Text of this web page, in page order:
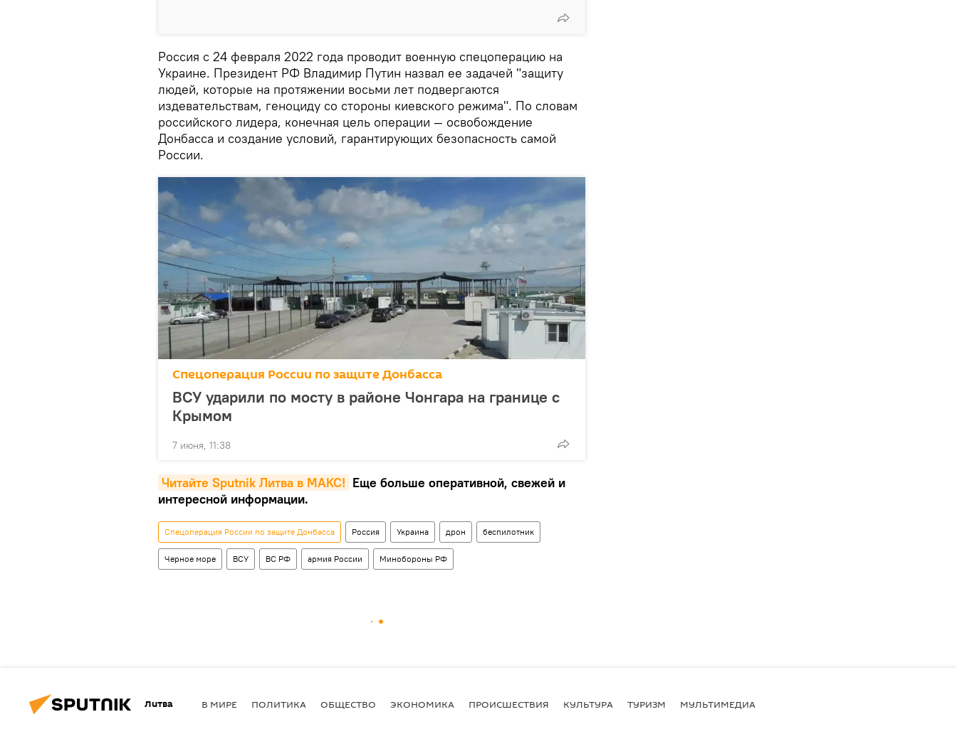
Россия с 24 февраля 2022 года проводит военную спецоперацию на
Украине. Президент РФ Владимир Путин назвал ее задачей "защиту
людей, которые на протяжении восьми лет подвергаются
издевательствам, геноциду со стороны киевского режима". По словам
российского лидера, конечная цель операции — освобождение
Донбасса и создание условий, гарантирующих безопасность самой
России.
Спецоперация России по защите Донбасса
ВСУ ударили по мосту в районе Чонгара на границе с
Крымом
7 июня, 11:38
Читайте Sputnik Литва в MAКС! Еще больше оперативной, свежей и
интересной информации.
Спецоперация России по защите Донбасса Россия Украина дрон беспилотник
Черное море ВСУ ВС РФ армия России Минобороны РФ
Литва В МИРЕ ПОЛИТИКА ОБЩЕСТВО ЭКОНОМИКА ПРОИСШЕСТВИЯ КУЛЬТУРА ТУРИЗМ МУЛЬТИМЕДИА